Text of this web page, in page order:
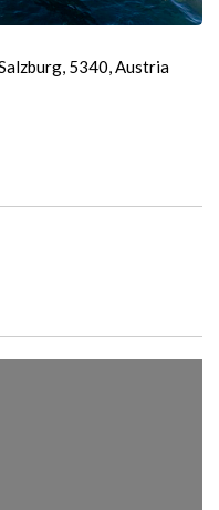
5340, Austria